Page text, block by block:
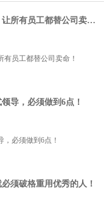
董明珠：我靠这一招，让所有员工都替公司卖命！
员工都替公司卖命！
导，必须做到6点！
必须做到6点！
须破格重用优秀的人！